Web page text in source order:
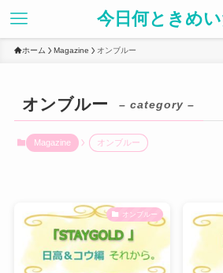
今日何ときめい
ホーム Magazine オンブルー
オンブルー – category –
Magazine オンブルー
オンブルー